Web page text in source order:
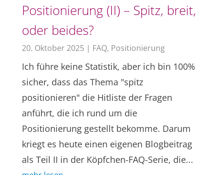
Positionierung (II) – Spitz, breit,
oder beides?
20. Oktober 2025 | FAQ, Positionierung
Ich führe keine Statistik, aber ich bin 100%
sicher, dass das Thema "spitz
positionieren" die Hitliste der Fragen
anführt, die ich rund um die
Positionierung gestellt bekomme. Darum
kriegt es heute einen eigenen Blogbeitrag
als Teil II in der Köpfchen-FAQ-Serie, die...